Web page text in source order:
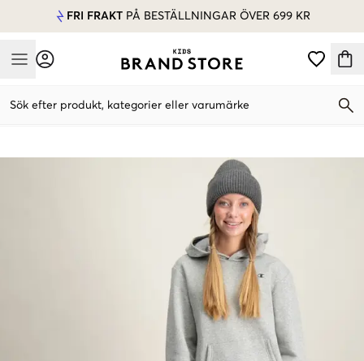
FRI FRAKT PÅ BESTÄLLNINGAR ÖVER 699 KR
Mobile Menu
Sök efter produkt, kategorier eller varumärke